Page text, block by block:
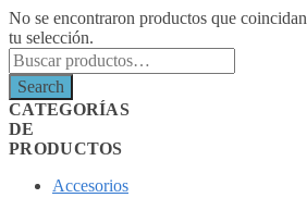
No se encontraron productos que
tu selección.
Search
for:
Search
CATEGORÍAS
DE
PRODUCTOS
Accesorios